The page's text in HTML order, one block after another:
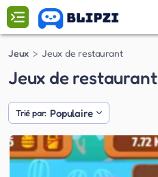
Jeux Jeux de restaurant
Jeux de restaurant
Trié par: Populaire